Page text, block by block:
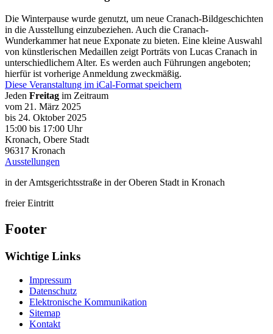
Die Winterpause wurde genutzt, um neue Cranach-Bildgeschichten
in die Ausstellung einzubeziehen. Auch die Cranach-
Wunderkammer hat neue Exponate zu bieten. Eine kleine Auswahl
von künstlerischen Medaillen zeigt Porträts von Lucas Cranach in
unterschiedlichem Alter. Es werden auch Führungen angeboten;
hierfür ist vorherige Anmeldung zweckmäßig.
Diese Veranstaltung im iCal-Format speichern
Jeden Freitag im Zeitraum
vom 21. März 2025
bis 24. Oktober 2025
15:00 bis 17:00 Uhr
Kronach, Obere Stadt
96317 Kronach
Ausstellungen
in der Amtsgerichtsstraße in der Oberen Stadt in Kronach
freier Eintritt
Footer
Wichtige Links
Impressum
Datenschutz
Elektronische Kommunikation
Sitemap
Kontakt